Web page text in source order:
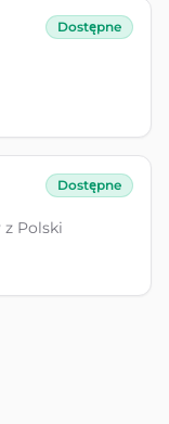
Dostępne
Dostępne
Polski